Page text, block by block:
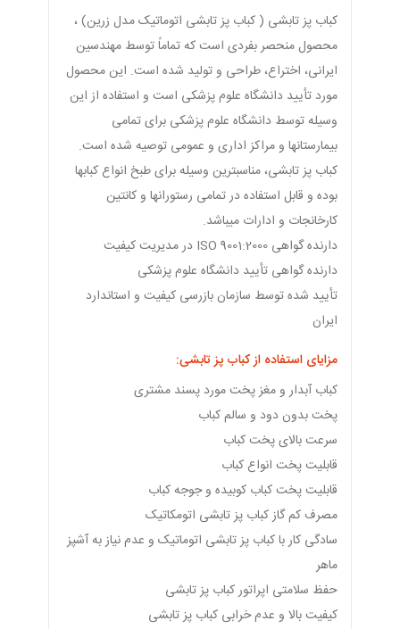
کباب پز تابشی ( کباب پز تابشی اتوماتیک مدل زرین) ،
محصول منحصر بفردی است که تماماً توسط مهندسین
ایرانی، اختراع، طراحی و تولید شده است. این محصول
مورد تأیید دانشگاه علوم پزشکی است و استفاده از این
وسیله توسط دانشگاه علوم پزشکی برای تمامی
بیمارستانها و مراکز اداری و عمومی توصیه شده است.
کباب پز تابشی، مناسبترین وسیله برای طبخ انواع کبابها
بوده و قابل استفاده در تمامی رستورانها و کانتین
کارخانجات و ادارات میباشد.
دارنده گواهی ISO 9001:2000 در مدیریت کیفیت
دارنده گواهی تأیید دانشگاه علوم پزشکی
تأیید شده توسط سازمان بازرسی کیفیت و استاندارد
ایران
مزایای استفاده از کباب پز تابشی:
کباب آبدار و مغز پخت مورد پسند مشتری
پخت بدون دود و سالم کباب
سرعت بالای پخت کباب
قابلیت پخت انواع کباب
قابلیت پخت کباب کوبیده و جوجه کباب
مصرف کم گاز کباب پز تابشی اتومکاتیک
سادگی کار با کباب پز تابشی اتوماتیک و عدم نیاز به آشپز
ماهر
حفظ سلامتی اپراتور کباب پز تابشی
کیفیت بالا و عدم خرابی کباب پز تابشی